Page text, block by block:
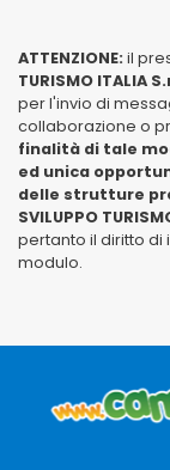
ATTENZIONE: il
TURISMO ITALIA
per l'invio di
collaborazione o
finalità di tale
ed unica
delle strutture
SVILUPPO
pertanto il diritto di
modulo.